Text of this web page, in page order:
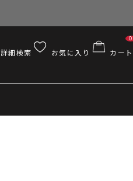
詳細検索 お気に入り カート
0